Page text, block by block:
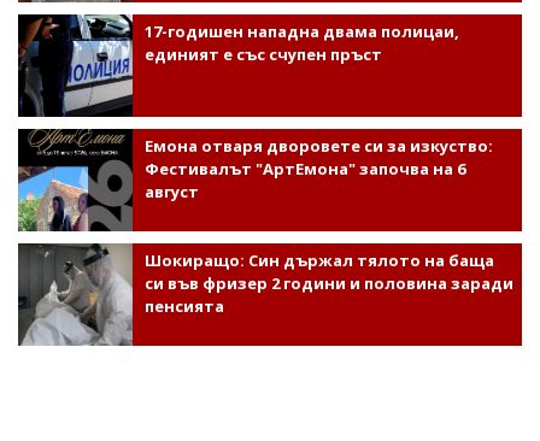
17-годишен нападна двама полицаи,
единият е със счупен пръст
Емона отваря дворовете си за изкуство:
Фестивалът "АртЕмона" започва на 6
август
Шокиращо: Син държал тялото на баща
си във фризер 2 години и половина заради
пенсията